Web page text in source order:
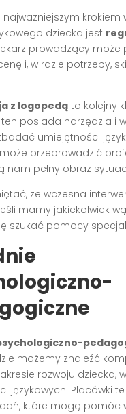
najważniejszym krokiem
dziecka jest
prowadzący może
i, w razie potrzeby,
z logopedąto kolejny
posiada narzędzia i
umiejętności
przeprowadzić
nam pełny obraz
że wczesna
mamy jakiekolwiek
szukać pomocy
możemy znaleźć
rozwoju dziecka,
językowych. Placówki
które mogą pomóc